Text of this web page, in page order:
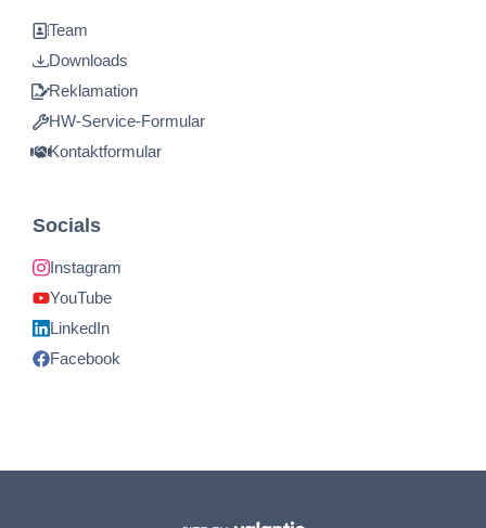
Team
Downloads
Reklamation
HW-Service-Formular
Kontaktformular
Socials
Instagram
YouTube
LinkedIn
Facebook